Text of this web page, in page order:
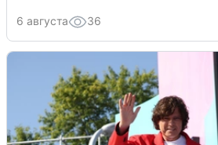
6 августа 36